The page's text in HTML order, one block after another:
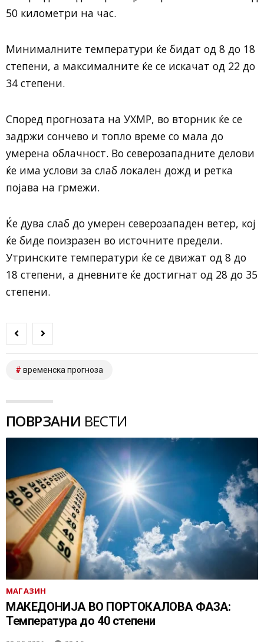
50 километри на час.
Минималните температури ќе бидат од 8 до 18
степени, а максималните ќе се искачат од 22 до
34 степени.
Според прогнозата на УХМР, во вторник ќе се
задржи сончево и топло време со мала до
умерена облачност. Во северозападните делови
ќе има услови за слаб локален дожд и ретка
појава на грмежи.
Ќе дува слаб до умерен северозападен ветер, кој
ќе биде поизразен во источните предели.
Утринските температури ќе се движат од 8 до
18 степени, а дневните ќе достигнат од 28 до 35
степени.
временска прогноза
ПОВРЗАНИ ВЕСТИ
МАГАЗИН
МАКЕДОНИЈА ВО ПОРТОКАЛОВА ФАЗА:
Температура до 40 степени